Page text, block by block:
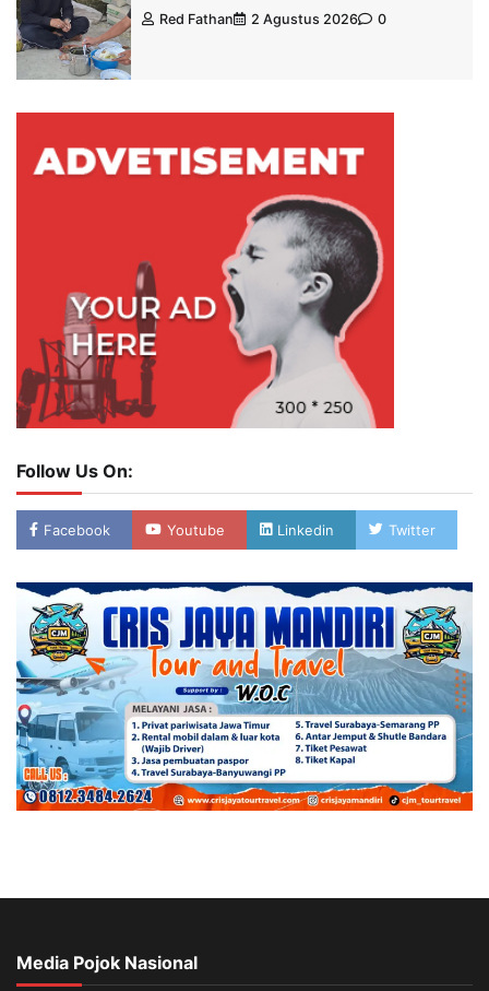
Red Fathan
2 Agustus 2026 0
Follow Us On:
Facebook Youtube Linkedin Twitter
Media Pojok Nasional